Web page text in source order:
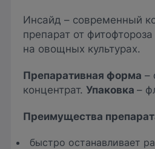
Инсайд – современный
препарат от
на овощных культурах.
Препаративная форма –
концентрат. Упаковка –
Преимущества
быстро останавливает